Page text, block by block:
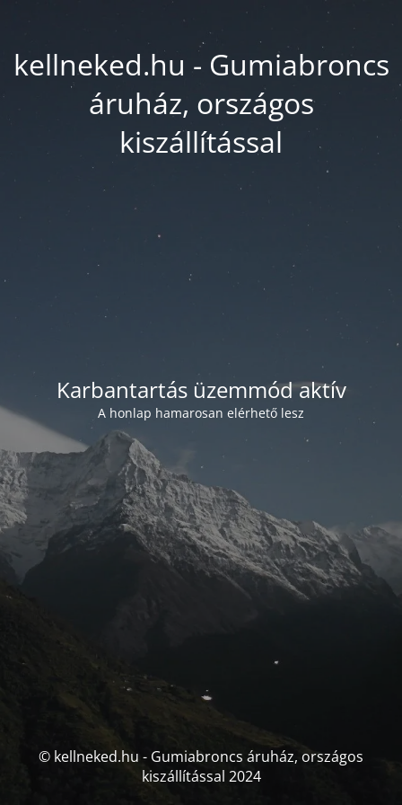
kellneked.hu - Gumiabroncs
áruház, országos
kiszállítással
Karbantartás üzemmód aktív
A honlap hamarosan elérhető lesz
© kellneked.hu - Gumiabroncs áruház, országos
kiszállítással 2024